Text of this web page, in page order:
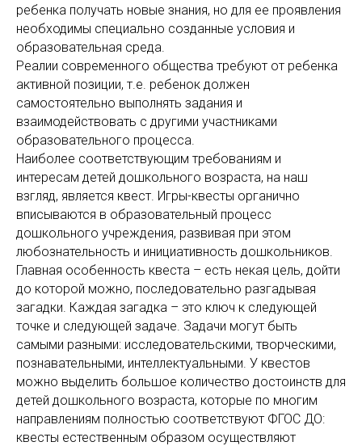
ребенка получать новые знания, но для ее проявления
необходимы специально созданные условия и
образовательная среда.
Реалии современного общества требуют от ребенка
активной позиции, т.е. ребенок должен
самостоятельно выполнять задания и
взаимодействовать с другими участниками
образовательного процесса.
Наиболее соответствующим требованиям и
интересам детей дошкольного возраста, на наш
взгляд, является квест. Игры-квесты органично
вписываются в образовательный процесс
дошкольного учреждения, развивая при этом
любознательность и инициативность дошкольников.
Главная особенность квеста – есть некая цель, дойти
до которой можно, последовательно разгадывая
загадки. Каждая загадка – это ключ к следующей
точке и следующей задаче. Задачи могут быть
самыми разными: исследовательскими, творческими,
познавательными, интеллектуальными. У квестов
можно выделить большое количество достоинств для
детей дошкольного возраста, которые по многим
направлениям полностью соответствуют ФГОС ДО:
квесты естественным образом осуществляют